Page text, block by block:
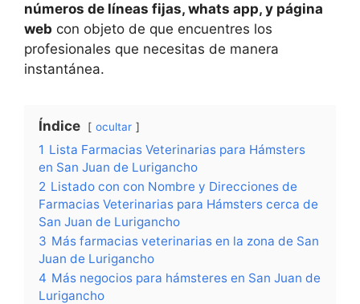
números de líneas fijas, whats app, y página
web con objeto de que encuentres los
profesionales que necesitas de manera
instantánea.
Índice ocultar
1 Lista Farmacias Veterinarias para Hámsters
en San Juan de Lurigancho
2 Listado con con Nombre y Direcciones de
Farmacias Veterinarias para Hámsters cerca de
San Juan de Lurigancho
3 Más farmacias veterinarias en la zona de San
Juan de Lurigancho
4 Más negocios para hámsteres en San Juan de
Lurigancho